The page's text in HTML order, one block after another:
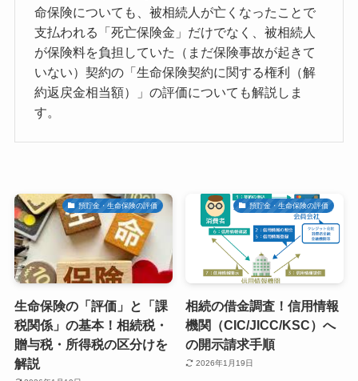
命保険についても、被相続人が亡くなったことで
支払われる「死亡保険金」だけでなく、被相続人
が保険料を負担していた（まだ保険事故が起きて
いない）契約の「生命保険契約に関する権利（解
約返戻金相当額）」の評価についても解説しま
す。
預貯金・生命保険の評価
生命保険の「評価」と「課
税関係」の基本！相続税・
贈与税・所得税の区分けを
解説
預貯金・生命保険の評価
相続の借金調査！信用情報
機関（CIC/JICC/KSC）へ
の開示請求手順
2026年1月19日